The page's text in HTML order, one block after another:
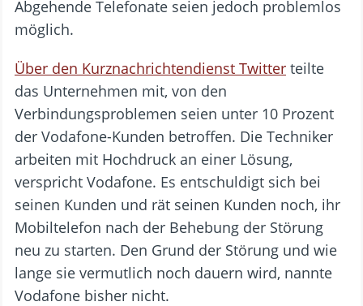
Abgehende Telefonate seien jedoch problemlos
möglich.
Über den Kurznachrichtendienst Twitter teilte
das Unternehmen mit, von den
Verbindungsproblemen seien unter 10 Prozent
der Vodafone-Kunden betroffen. Die Techniker
arbeiten mit Hochdruck an einer Lösung,
verspricht Vodafone. Es entschuldigt sich bei
seinen Kunden und rät seinen Kunden noch, ihr
Mobiltelefon nach der Behebung der Störung
neu zu starten. Den Grund der Störung und wie
lange sie vermutlich noch dauern wird, nannte
Vodafone bisher nicht.